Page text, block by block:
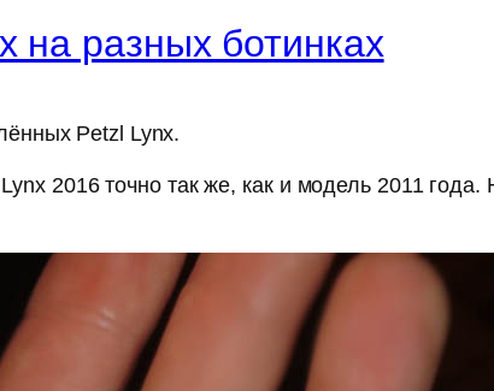
на разных ботинках
Petzl Lynx.
2016 точно так же, как и модель 2011